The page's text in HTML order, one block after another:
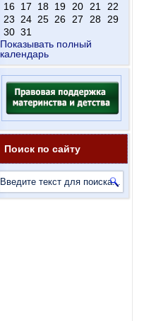
16 17 18 19 20 21
22
23
24 25 26 27 28
29
30 31
Показывать полный
календарь
Поиск по сайту